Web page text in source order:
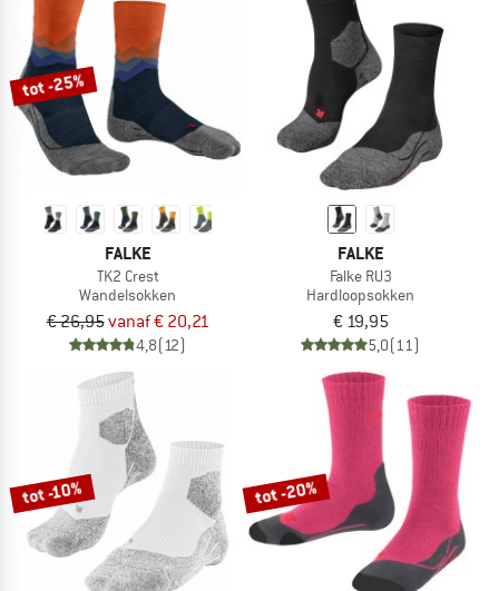
tot -25%
FALKE
TK2 Crest
Wandelsokken
€ 26,95vanaf € 20,21
4,8(12)
FALKE
Falke RU3
Hardloopsokken
€ 19,95
5,0(11)
tot -10% tot -20%